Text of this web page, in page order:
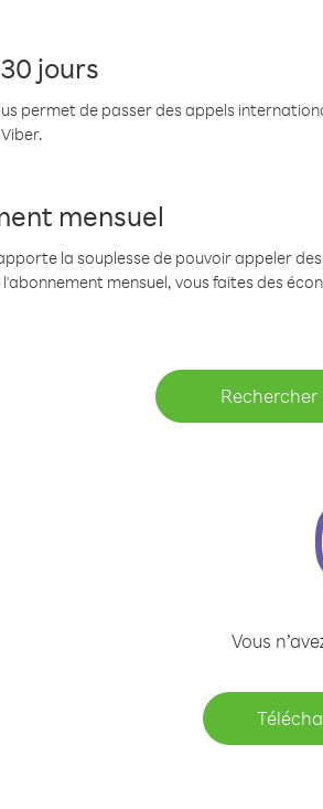
jours
permet de passer des appels
mensuel
la souplesse de pouvoir appeler
mensuel, vous faites des
Vous